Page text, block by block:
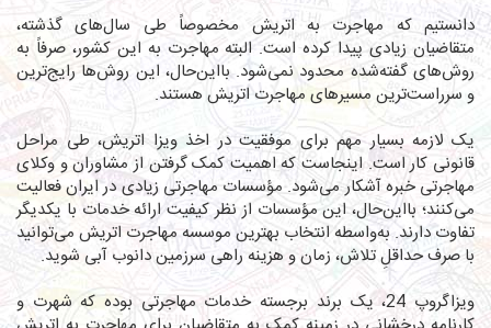
دانستیم که مهاجرت به اتریش مخصوصاً طی سال‌های گذشته،
متقاضیان زیادی پیدا کرده است. البته مهاجرت به این کشور، صرفاً به
روش‌های گفته‌شده محدود نمی‌شود. بااین‌حال، این روش‌ها رایج‌ترین
و سرراست‌ترین مسیرهای مهاجرت اتریش هستند.
یک لازمه بسیار مهم برای موفقیت در اخذ ویزا اتریش، طی مراحل
قانونی کار است. اینجاست که اهمیت کمک گرفتن از مشاوران و وکلای
مهاجرتی خبره آشکار می‌شود. مؤسسات مهاجرتی زیادی در ایران فعالیت
می‌کنند؛ بااین‌حال، این مؤسسات از نظر کیفیت ارائه خدمات با یکدیگر
تفاوت دارند. به‌واسطه انتخاب بهترین موسسه مهاجرت اتریش می‌توانید
با صرف حداقلِ تلاش، زمان و هزینه راهی سرزمین دانوب آبی شوید.
ویزاگروپ 24
، یک برند برجسته خدمات مهاجرتی بوده که شهرت و